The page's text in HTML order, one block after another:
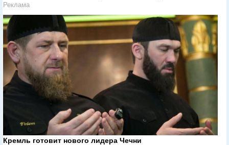
Реклама
Кремль готовит нового лидера Чечни